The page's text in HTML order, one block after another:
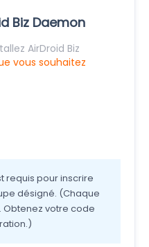
Biz Daemon
AirDroid Biz
vous souhaitez
requis pour inscrire
désigné. (Chaque
votre code